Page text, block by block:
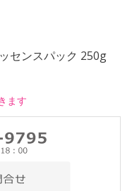
センスパック 250g
ます